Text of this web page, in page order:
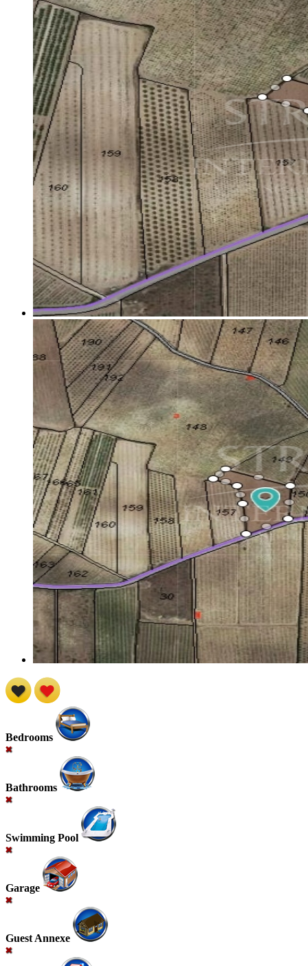
Bedrooms
Bathrooms
Swimming Pool
Garage
Guest Annexe